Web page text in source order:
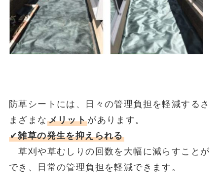
防草シートには、日々の管理負担を軽減するさ
まざまな メリットがあります。
✔雑草の発生を抑えられる
草刈や草むしりの回数を大幅に減らすことが
でき、日常の管理負担を軽減できます。